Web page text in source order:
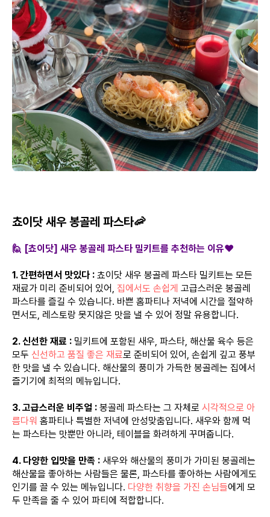
쵸이닷 새우 봉골레 파스타🦐
🙋 [쵸이닷] 새우 봉골레 파스타 밀키트를 추천하는 이유❤️
1. 간편하면서 맛있다 : 쵸이닷 새우 봉골레 파스타 밀키트는 모든
재료가 미리 준비되어 있어, 집에서도 손쉽게 고급스러운 봉골레
파스타를 즐길 수 있습니다. 바쁜 홈파티나 저녁에 시간을 절약하
면서도, 레스토랑 못지않은 맛을 낼 수 있어 정말 유용합니다.
2. 신선한 재료 : 밀키트에 포함된 새우, 파스타, 해산물 육수 등은
모두 신선하고 품질 좋은 재료로 준비되어 있어, 손쉽게 깊고 풍부
한 맛을 낼 수 있습니다. 해산물의 풍미가 가득한 봉골레는 집에서
즐기기에 최적의 메뉴입니다.
3. 고급스러운 비주얼 : 봉골레 파스타는 그 자체로 시각적으로 아
름다워 홈파티나 특별한 저녁에 안성맞춤입니다. 새우와 함께 먹
는 파스타는 맛뿐만 아니라, 테이블을 화려하게 꾸며줍니다.
4. 다양한 입맛을 만족 : 새우와 해산물의 풍미가 가미된 봉골레는
해산물을 좋아하는 사람들은 물론, 파스타를 좋아하는 사람에게도
인기를 끌 수 있는 메뉴입니다. 다양한 취향을 가진 손님들에게 모
두 만족을 줄 수 있어 파티에 적합합니다.